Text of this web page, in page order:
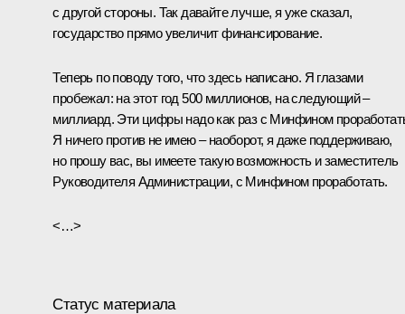
с другой стороны. Так давайте лучше, я уже сказал,
государство прямо увеличит финансирование.
Теперь по поводу того, что здесь написано. Я глазами
пробежал: на этот год 500 миллионов, на следующий –
миллиард. Эти цифры надо как раз с Минфином
Я ничего против не имею – наоборот, я даже поддерживаю,
но прошу вас, вы имеете такую возможность и заместитель
Руководителя Администрации, с Минфином проработать.
<…>
Статус материала